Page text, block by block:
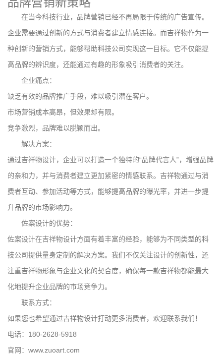
在当今科技行业，品牌营销已经不再局限于传统的广告宣传。
企业需要通过创新的方式与消费者建立情感连接。而吉祥物作为一
种创新的营销方式，能够帮助科技公司实现这一目标。它不仅能提
高品牌的辨识度，还能通过有趣的形象吸引消费者的关注。
企业痛点：
缺乏有效的品牌推广手段，难以吸引潜在客户。
市场营销成本高昂，但效果却有限。
竞争激烈，品牌难以脱颖而出。
解决方案：
通过吉祥物设计，企业可以打造一个独特的“品牌代言人”，增强品牌
的亲和力，并与消费者建立更加紧密的情感联系。吉祥物通过与消
费者互动、参加活动等方式，能够提高品牌的曝光率，并进一步提
升品牌的市场影响力。
佐案设计的优势：
佐案设计在吉祥物设计方面有着丰富的经验，能够为不同类型的科
技公司提供量身定制的解决方案。我们不仅关注设计的创新性，还
注重吉祥物形象与企业文化的契合度，确保每一款吉祥物都能最大
化地提升企业品牌的市场竞争力。
联系方式：
如果您也希望通过吉祥物设计打动更多消费者，欢迎联系我们！
电话：180-2628-5918
官网：www.zuoart.com